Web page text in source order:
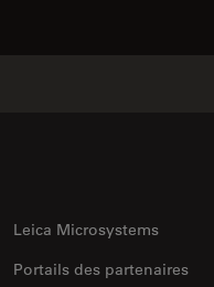
Leica Microsystems
Portails des partenaires